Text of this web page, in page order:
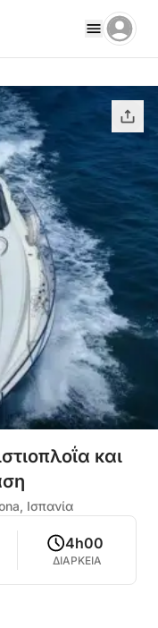
και
Ισπανία
4h00
ΔΙΑΡΚΕΙΑ